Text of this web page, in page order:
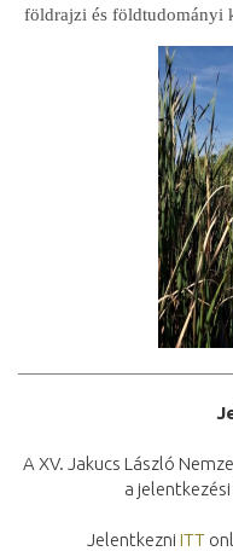
földrajzi és földtudományi
A XV. Jakucs László
a
Jelentkezni ITT